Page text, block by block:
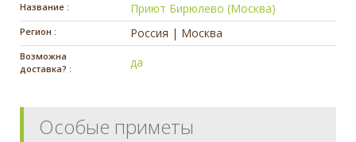
Название : Приют Бирюлево (Москва)
Регион : Россия | Москва
Возможна
доставка? :
да
Особые приметы